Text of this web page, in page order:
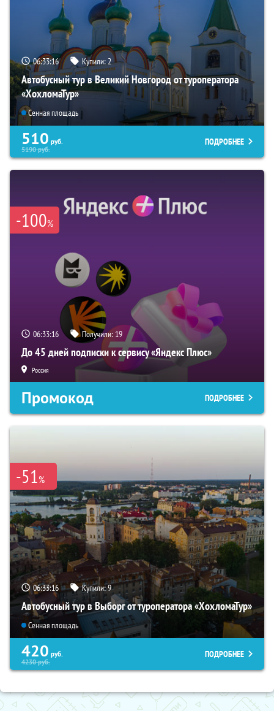
06:33:15 Купили:2
Автобусный тур в Великий Новгород от туроператора
«ХохломаТур»
Сенная площадь
510 руб.
5190руб.
ПОДРОБНЕЕ
-100%
06:33:15 Получили: 19
До 45 дней подписки к сервису «Яндекс Плюс»
Россия
Промокод ПОДРОБНЕЕ
-51%
06:33:15 Купили:9
Автобусный тур в Выборг от туроператора «ХохломаТур»
Сенная площадь
420 руб.
4230руб.
ПОДРОБНЕЕ